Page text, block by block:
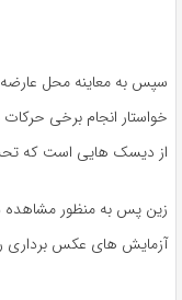
سپس به معاینه محل عارضه
خواستار انجام برخی
از دیسک هایی است که تحت
زین پس به منظور
آزمایش های عکس برداری